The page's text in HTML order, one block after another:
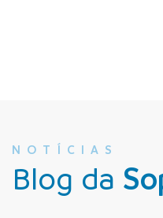
NOTÍCIAS
Blog da